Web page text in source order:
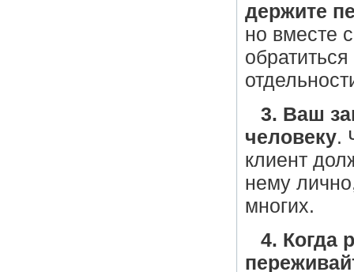
держите
но вместе
3. Ваш
человеку.
клиент
нему
многих.
4. Когда